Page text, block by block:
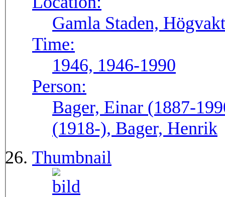
Gamla Staden,
Time:
1946, 1946-1990
Person:
Bager, Einar (1887-
(1918-), Bager, Henrik
Thumbnail